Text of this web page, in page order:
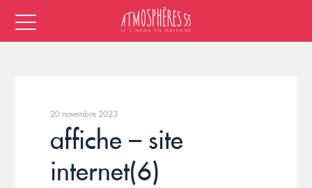
20 novembre 2023
affiche – site
internet(6)